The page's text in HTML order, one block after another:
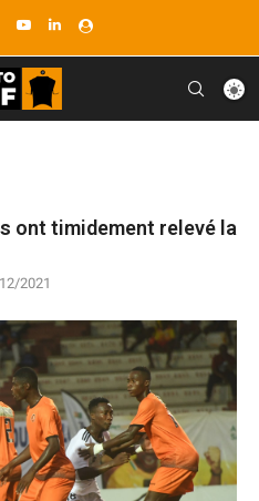
ont timidement relevé la
2021